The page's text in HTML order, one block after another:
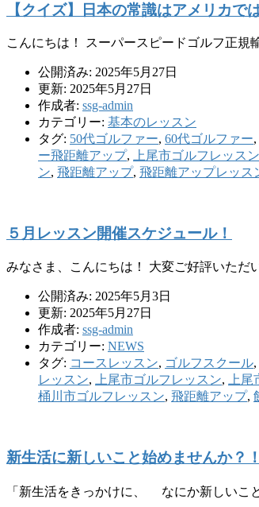
【クイズ】日本の常識はアメリカで
こんにちは！ スーパースピードゴルフ正
公開済み: 2025年5月27日
更新: 2025年5月27日
作成者: ssg-admin
カテゴリー: 基本のレッスン
タグ: 50代ゴルファー, 60代ゴルファー,
ー飛距離アップ, 上尾市ゴルフレッスン
ン, 飛距離アップ, 飛距離アップレッス
５月レッスン開催スケジュール！
みなさま、こんにちは！ 大変ご好評いた
公開済み: 2025年5月3日
更新: 2025年5月27日
作成者: ssg-admin
カテゴリー: NEWS
タグ: コースレッスン, ゴルフスクール,
レッスン, 上尾市ゴルフレッスン, 上
桶川市ゴルフレッスン, 飛距離アップ,
新生活に新しいこと始めませんか？
「新生活をきっかけに、 なにか新しい